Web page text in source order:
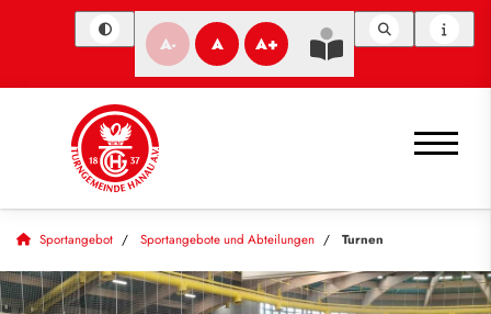
A- A A+
Sportangebot Sportangebote und Abteilungen Turnen